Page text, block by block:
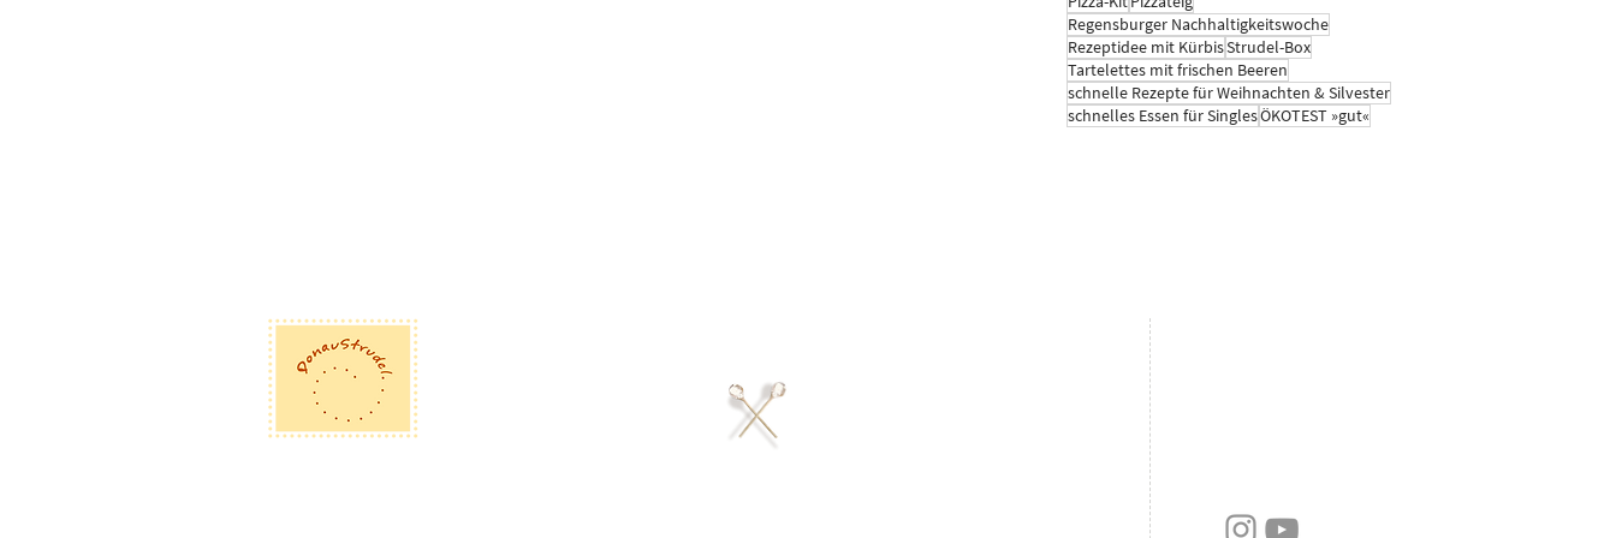
Regensburger Nachhaltigkeitswoche
Rezeptidee mit KürbisStrudel-Box
Tartelettes mit frischen Beeren
schnelle Rezepte für Weihnachten & Silvester
schnelles Essen für SinglesÖKOTEST »gut«